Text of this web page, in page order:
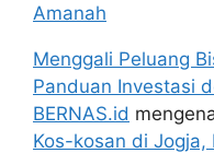
Amanah
Menggali Peluang
Panduan Investasi
BERNAS.id
Kos-kosan di Jogja,